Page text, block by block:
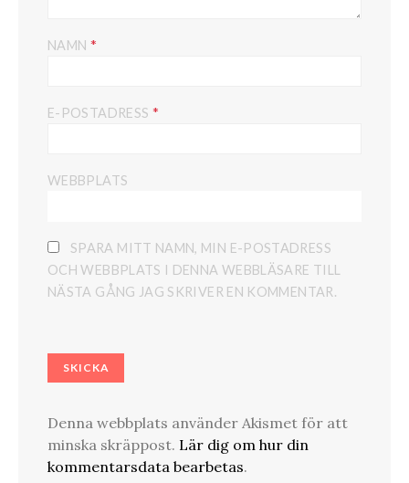
NAMN *
E-POSTADRESS *
WEBBPLATS
SPARA MITT NAMN, MIN E-POSTADRESS
OCH WEBBPLATS I DENNA WEBBLÄSARE TILL
NÄSTA GÅNG JAG SKRIVER EN KOMMENTAR.
Denna webbplats använder Akismet för att
minska skräppost. Lär dig om hur din
kommentarsdata bearbetas.